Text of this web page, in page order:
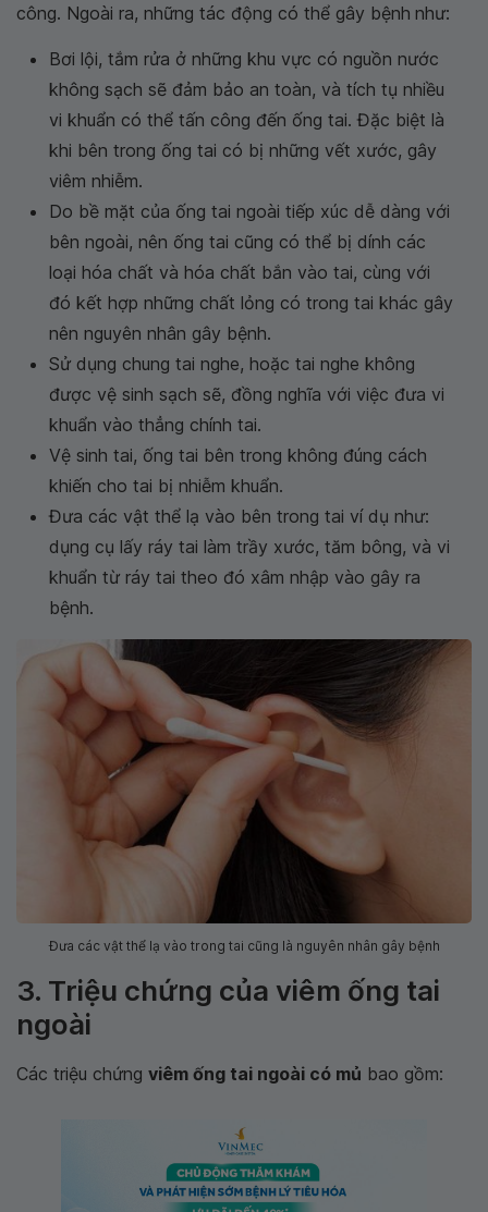
công. Ngoài ra, những tác động có thể gây bệnh như:
Bơi lội, tắm rửa ở những khu vực có nguồn nước
không sạch sẽ đảm bảo an toàn, và tích tụ nhiều
vi khuẩn có thể tấn công đến ống tai. Đặc biệt là
khi bên trong ống tai có bị những vết xước, gây
viêm nhiễm.
Do bề mặt của ống tai ngoài tiếp xúc dễ dàng với
bên ngoài, nên ống tai cũng có thể bị dính các
loại hóa chất và hóa chất bắn vào tai, cùng với
đó kết hợp những chất lỏng có trong tai khác gây
nên nguyên nhân gây bệnh.
Sử dụng chung tai nghe, hoặc tai nghe không
được vệ sinh sạch sẽ, đồng nghĩa với việc đưa vi
khuẩn vào thẳng chính tai.
Vệ sinh tai, ống tai bên trong không đúng cách
khiến cho tai bị nhiễm khuẩn.
Đưa các vật thể lạ vào bên trong tai ví dụ như:
dụng cụ lấy ráy tai làm trầy xước, tăm bông, và vi
khuẩn từ ráy tai theo đó xâm nhập vào gây ra
bệnh.
Đưa các vật thể lạ vào trong tai cũng là nguyên nhân gây bệnh
3. Triệu chứng của viêm ống tai
ngoài
Các triệu chứng viêm ống tai ngoài có mủ bao gồm: